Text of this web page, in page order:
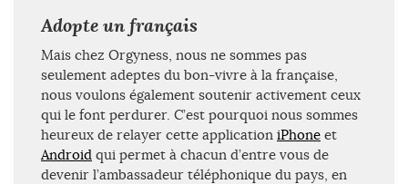
Adopte un français
Mais chez Orgyness, nous ne sommes pas
seulement adeptes du bon-vivre à la française,
nous voulons également soutenir activement ceux
qui le font perdurer. C’est pourquoi nous sommes
heureux de relayer cette application iPhone et
Android qui permet à chacun d’entre vous de
devenir l’ambassadeur téléphonique du pays, en